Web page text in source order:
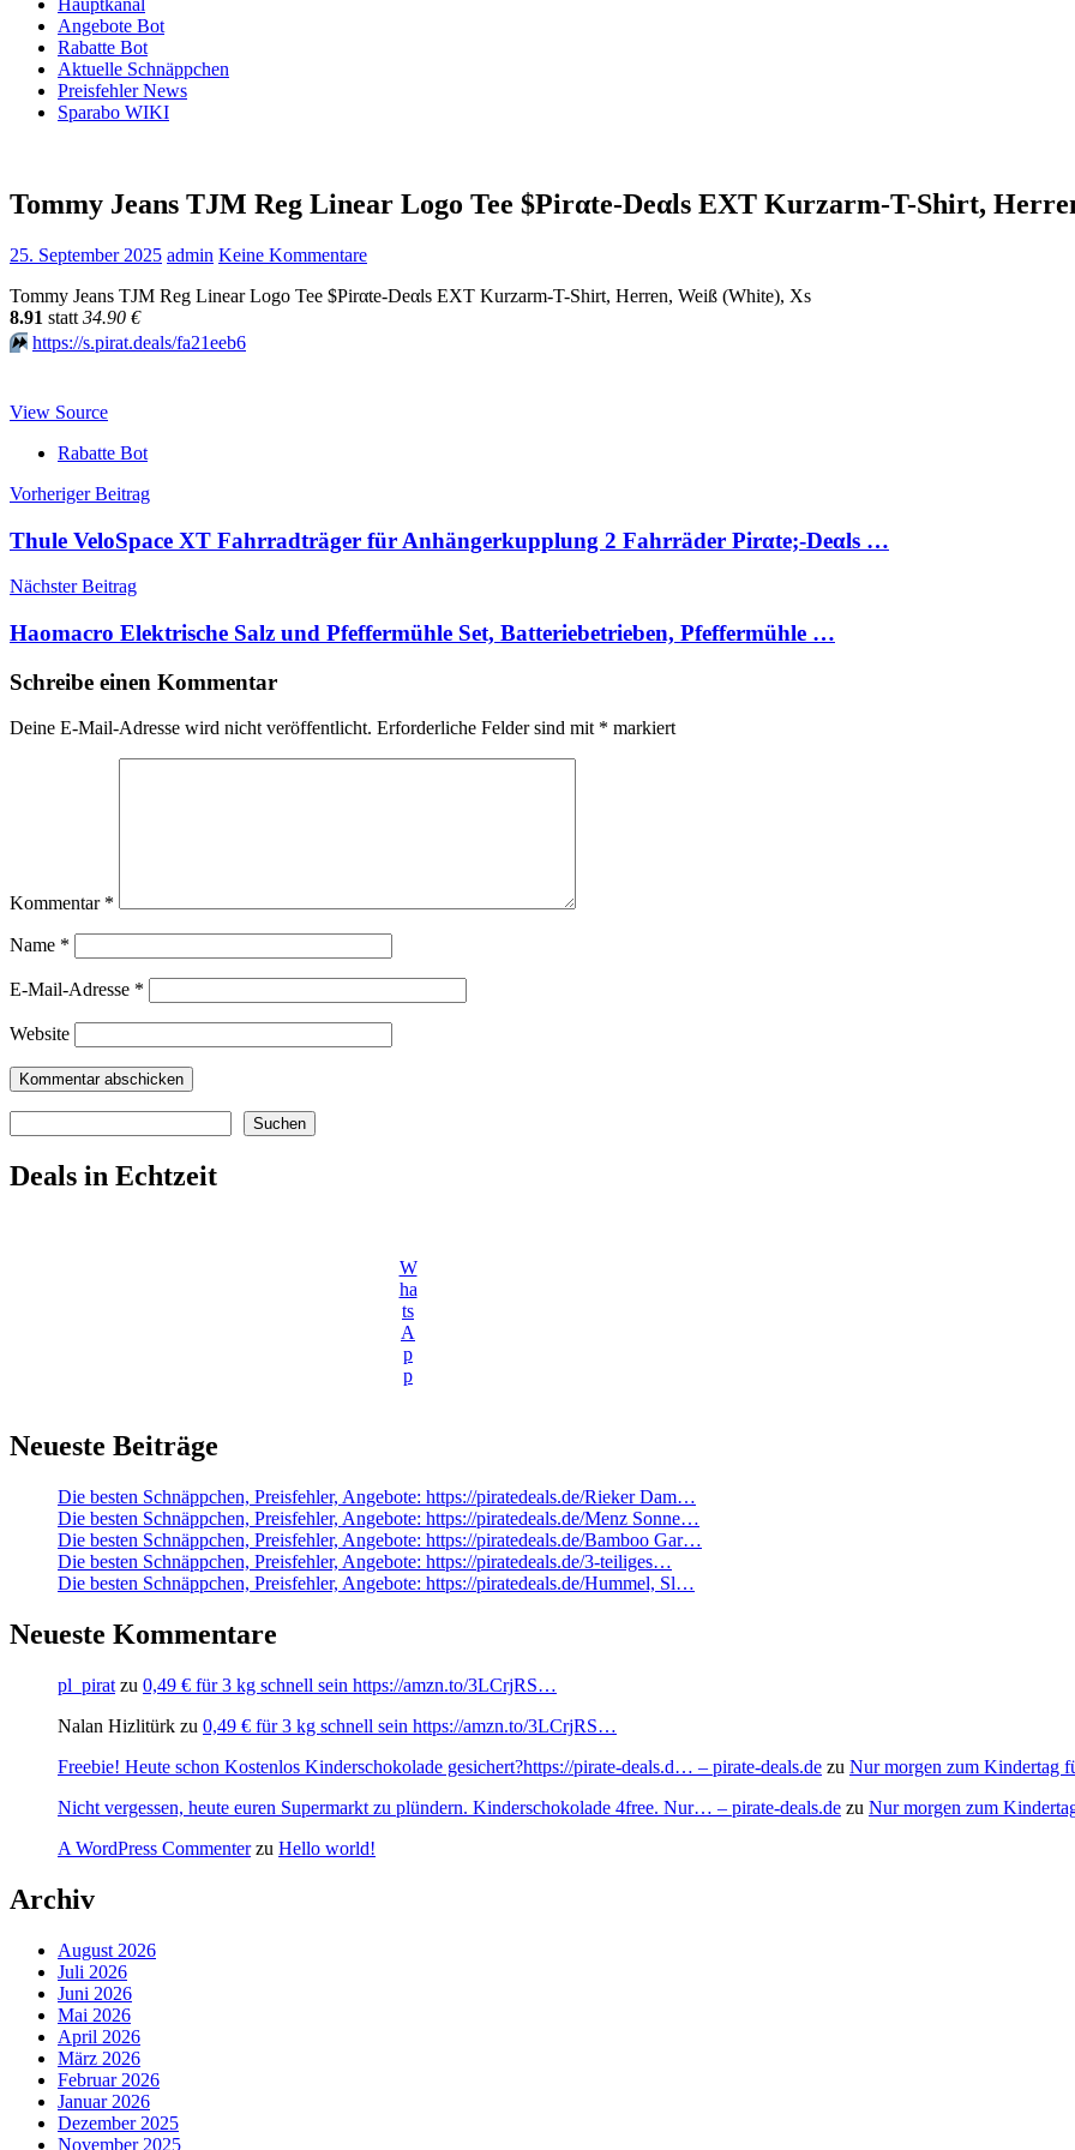
Hauptkanal
Angebote Bot
Rabatte Bot
Aktuelle Schnäppchen
Preisfehler News
Sparabo WIKI
Tommy Jeans TJM Reg Linear Logo Tee $Pirαtе-Dеαls EXT Kurzarm-T-Shirt,
25. September 2025 admin Keine Kommentare
Tommy Jeans TJM Reg Linear Logo Tee $Pirαtе-Dеαls EXT Kurzarm-T-Shirt, Herren, Weiß (White), Xs
8.91 statt 34.90 €
⏩️ https://s.pirat.deals/fa21eeb6
View Source
Rabatte Bot
Beitragsnavigation
Vorheriger Beitrag
Thule VeloSpace XT Fahrradträger für Anhängerkupplung 2 Fahrräder Pirαtе;-Dеαls …
Nächster Beitrag
Haomacro Elektrische Salz und Pfeffermühle Set, Batteriebetrieben, Pfeffermühle …
Schreibe einen Kommentar
Deine E-Mail-Adresse wird nicht veröffentlicht. Erforderliche Felder sind mit * markiert
Kommentar *
Name *
E-Mail-Adresse *
Website
Suchen
Deals in Echtzeit
W
ha
ts
A
p
p
Neueste Beiträge
Die besten Schnäppchen, Preisfehler, Angebote: https://piratedeals.de/Rieker Dam…
Die besten Schnäppchen, Preisfehler, Angebote: https://piratedeals.de/Menz Sonne…
Die besten Schnäppchen, Preisfehler, Angebote: https://piratedeals.de/Bamboo Gar…
Die besten Schnäppchen, Preisfehler, Angebote: https://piratedeals.de/3-teiliges…
Die besten Schnäppchen, Preisfehler, Angebote: https://piratedeals.de/Hummel, Sl…
Neueste Kommentare
pl_pirat zu 0,49 € für 3 kg schnell sein https://amzn.to/3LCrjRS…
Nalan Hizlitürk zu 0,49 € für 3 kg schnell sein https://amzn.to/3LCrjRS…
Freebie! Heute schon Kostenlos Kinderschokolade gesichert?https://pirate-deals.d… – pirate-deals.de zu Nur morgen zum Kindertag
Nicht vergessen, heute euren Supermarkt zu plündern. Kinderschokolade 4free. Nur… – pirate-deals.de zu Nur morgen zum
A WordPress Commenterzu Hello world!
Archiv
August 2026
Juli 2026
Juni 2026
Mai 2026
April 2026
März 2026
Februar 2026
Januar 2026
Dezember 2025
November 2025